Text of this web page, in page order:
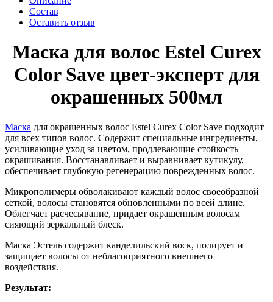
Состав
Оставить отзыв
Маска для волос Estel Curex
Color Save цвет-эксперт для
окрашенных 500мл
Маска для окрашенных волос Estel Curex Color Save подходит
для всех типов волос. Содержит специальные ингредиенты,
усиливающие уход за цветом, продлевающие стойкость
окрашивания. Восстанавливает и выравнивает кутикулу,
обеспечивает глубокую регенерацию поврежденных волос.
Микрополимеры обволакивают каждый волос своеобразной
сеткой, волосы становятся обновленными по всей длине.
Облегчает расчесывание, придает окрашенным волосам
сияющий зеркальный блеск.
Маска Эстель содержит канделильский воск, полирует и
защищает волосы от неблагоприятного внешнего
воздействия.
Результат: